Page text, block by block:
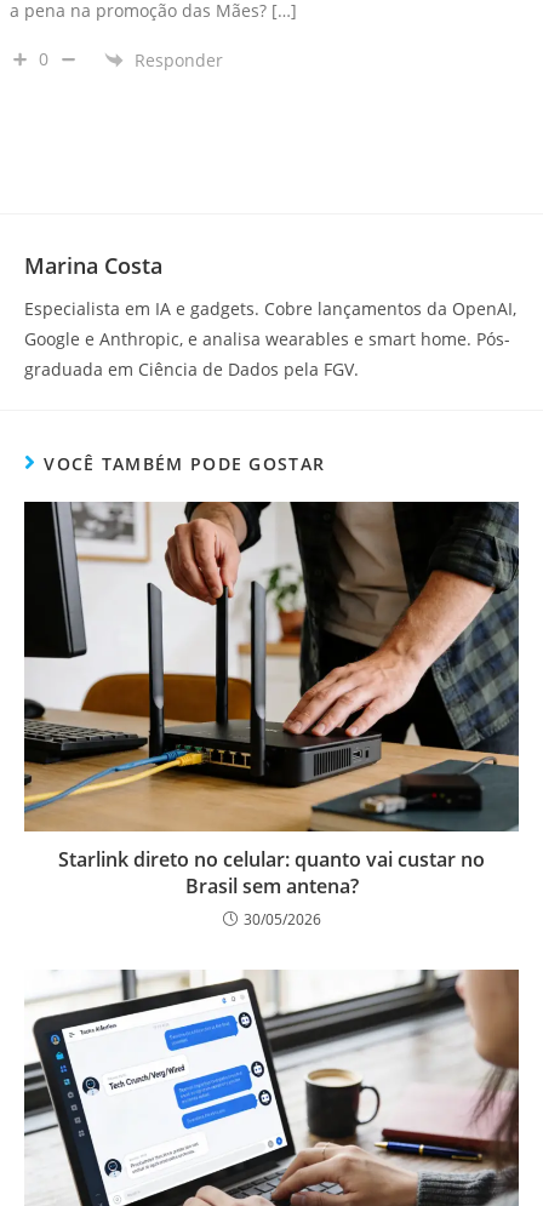
a pena na promoção das Mães? […]
0 Responder
Marina Costa
Especialista em IA e gadgets. Cobre lançamentos da OpenAI,
Google e Anthropic, e analisa wearables e smart home. Pós-
graduada em Ciência de Dados pela FGV.
VOCÊ TAMBÉM PODE GOSTAR
Starlink direto no celular: quanto vai custar no
Brasil sem antena?
30/05/2026